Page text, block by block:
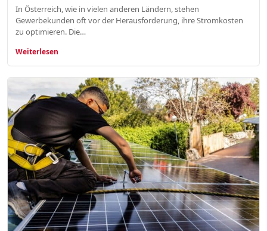
In Österreich, wie in vielen anderen Ländern, stehen
Gewerbekunden oft vor der Herausforderung, ihre Stromkosten
zu optimieren. Die…
Weiterlesen